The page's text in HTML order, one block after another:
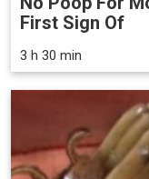
First Sign Of
3 h 30 min